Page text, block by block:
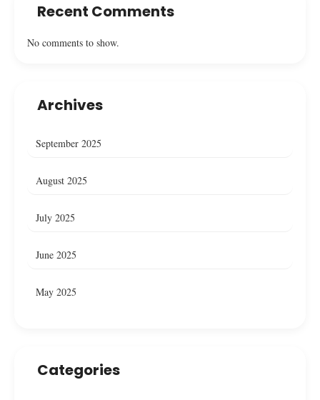
Recent Comments
No comments to show.
Archives
September 2025
August 2025
July 2025
June 2025
May 2025
Categories